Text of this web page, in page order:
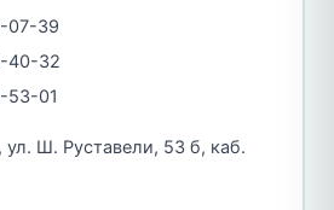
07-39
40-32
53-01
ул. Ш. Руставели, 53 б, каб.